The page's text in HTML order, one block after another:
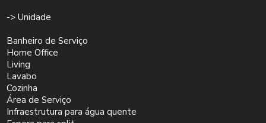
-> Unidade
Banheiro de Serviço
Home Office
Living
Lavabo
Cozinha
Área de Serviço
Infraestrutura para água quente